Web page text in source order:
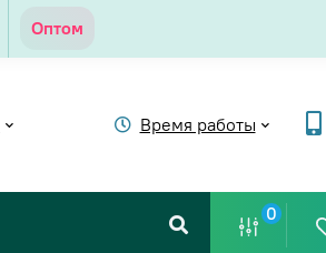
Оптом
Время работы
0